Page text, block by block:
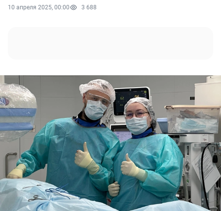
10 апреля 2025, 00:00 3 688